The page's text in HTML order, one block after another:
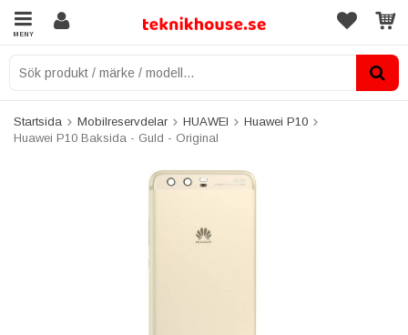
MENY
Startsida Mobilreservdelar HUAWEI
Huawei P10
Huawei P10 Baksida - Guld - Original